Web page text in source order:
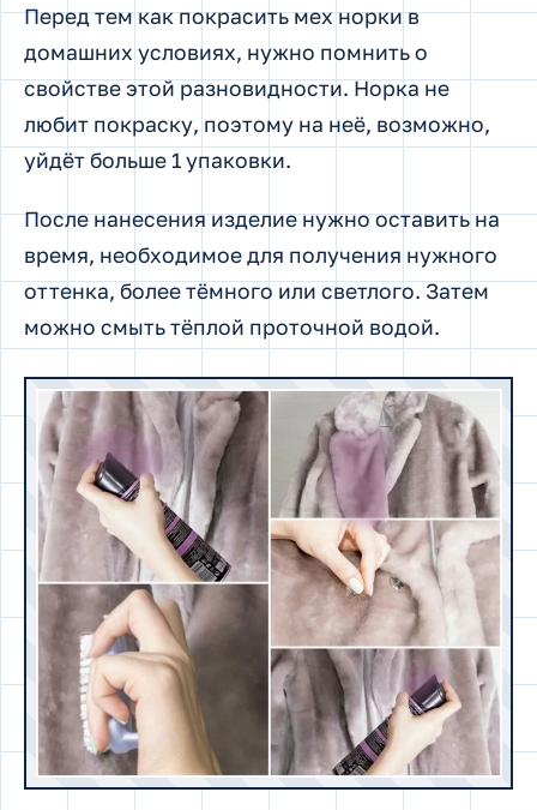
Перед тем как покрасить мех норки в
домашних условиях, нужно помнить о
свойстве этой разновидности. Норка не
любит покраску, поэтому на неё, возможно,
уйдёт больше 1 упаковки.
После нанесения изделие нужно оставить на
время, необходимое для получения нужного
оттенка, более тёмного или светлого. Затем
можно смыть тёплой проточной водой.